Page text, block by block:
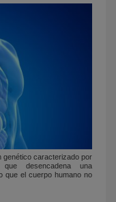
genético caracterizado por
desencadena una
que el cuerpo humano no